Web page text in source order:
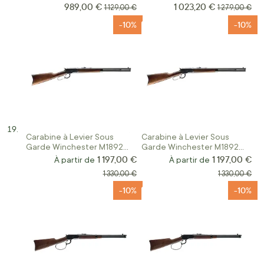
Prix Spécial
989,00 € Prix normal
1 129,00 € Prix Spécial
1 023,20 € Prix normal
1 279,00 €
Carabine à Levier Sous
Garde Winchester M1892
Short Rifle Calibre 44RM
-10%
À partir de 1 197,00 €
Prix normal
1 330,00 €
Carabine à Levier Sous
Garde Winchester M1892
Short Rifle Calibre 357
-10%
À partir de 1 197,00 €
Prix normal
1 330,00 €
-10% -10%